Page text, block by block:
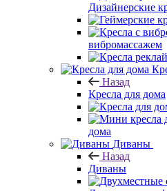
Дизайнерские
вибромассажем
Назад
Кресла для дома
дома
Диваны
Назад
Диваны